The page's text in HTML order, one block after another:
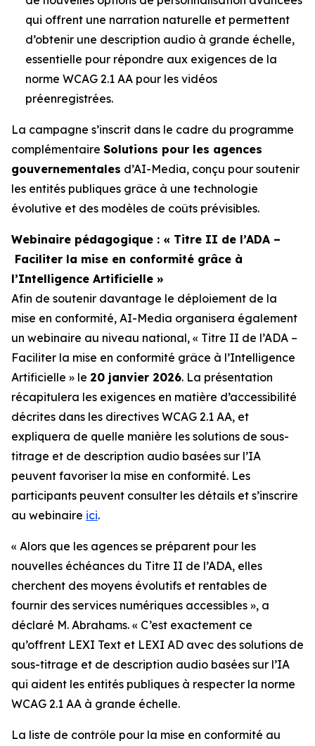
qui offrent une narration naturelle et permettent
d’obtenir une description audio à grande échelle,
essentielle pour répondre aux exigences de la
norme WCAG 2.1 AA pour les vidéos
préenregistrées.
La campagne s’inscrit dans le cadre du programme
complémentaire Solutions pour les agences
gouvernementales d’AI-Media, conçu pour soutenir
les entités publiques grâce à une technologie
évolutive et des modèles de coûts prévisibles.
Webinaire pédagogique : « Titre II de l’ADA –
Faciliter la mise en conformité grâce à
l’Intelligence Artificielle »
Afin de soutenir davantage le déploiement de la
mise en conformité, AI-Media organisera également
un webinaire au niveau national, « Titre II de l’ADA –
Faciliter la mise en conformité grâce à l’Intelligence
Artificielle » le 20 janvier 2026. La présentation
récapitulera les exigences en matière d’accessibilité
décrites dans les directives WCAG 2.1 AA, et
expliquera de quelle manière les solutions de sous-
titrage et de description audio basées sur l’IA
peuvent favoriser la mise en conformité. Les
participants peuvent consulter les détails et s’inscrire
au webinaire ici.
« Alors que les agences se préparent pour les
nouvelles échéances du Titre II de l’ADA, elles
cherchent des moyens évolutifs et rentables de
fournir des services numériques accessibles », a
déclaré M. Abrahams. « C’est exactement ce
qu’offrent LEXI Text et LEXI AD avec des solutions de
sous-titrage et de description audio basées sur l’IA
qui aident les entités publiques à respecter la norme
WCAG 2.1 AA à grande échelle.
La liste de contrôle pour la mise en conformité au